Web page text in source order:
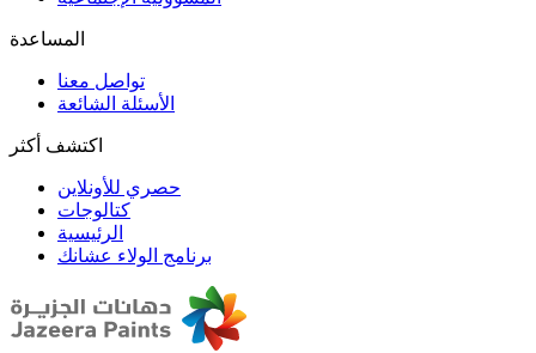
تواصل معنا
الأسئلة الشائعة
اكتشف أكثر
حصري للأونلاين
الرئيسية
برنامج الولاء عشانك